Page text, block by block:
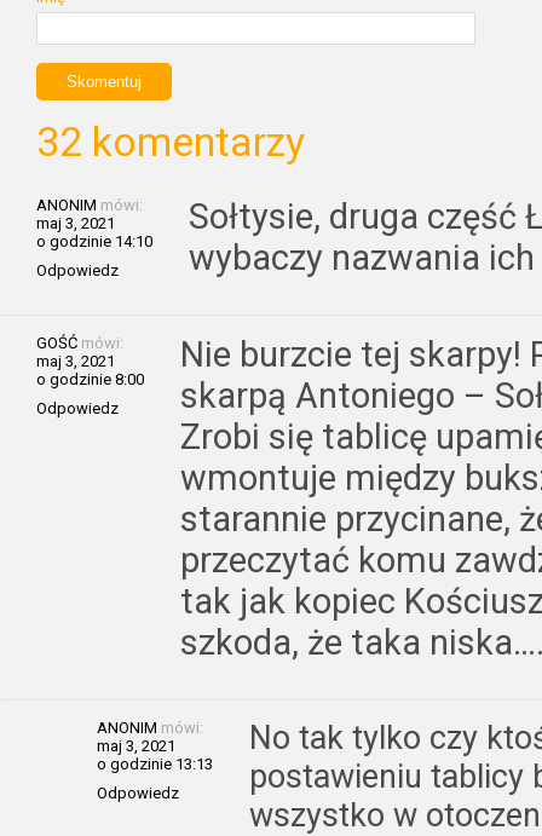
32 komentarzy
ANONIM mówi:
maj 3, 2021
o godzinie 14:10
Odpowiedz
Sołtysie, druga część
wybaczy nazwania
GOŚĆ mówi:
maj 3, 2021
o godzinie 8:00
Odpowiedz
Nie burzcie tej skarpy!
skarpą Antoniego –
Zrobi się tablicę
wmontuje między
starannie przycinane,
przeczytać komu
tak jak kopiec
szkoda, że taka
ANONIM mówi:
maj 3, 2021
o godzinie 13:13
Odpowiedz
No tak tylko czy
postawieniu tablicy
wszystko w